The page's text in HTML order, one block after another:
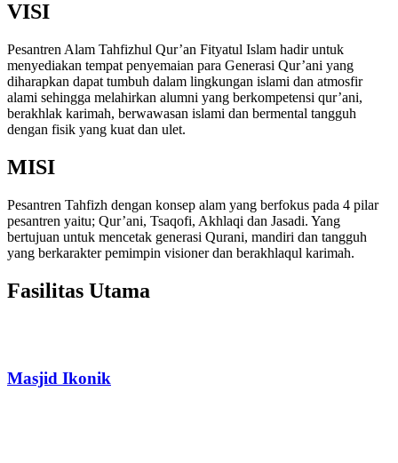
VISI
Pesantren Alam Tahfizhul Qur’an Fityatul Islam hadir untuk
menyediakan tempat penyemaian para Generasi Qur’ani yang
diharapkan dapat tumbuh dalam lingkungan islami dan atmosfir
alami sehingga melahirkan alumni yang berkompetensi qur’ani,
berakhlak karimah, berwawasan islami dan bermental tangguh
dengan fisik yang kuat dan ulet.
MISI
Pesantren Tahfizh dengan konsep alam yang berfokus pada 4 pilar
pesantren yaitu; Qur’ani, Tsaqofi, Akhlaqi dan Jasadi. Yang
bertujuan untuk mencetak generasi Qurani, mandiri dan tangguh
yang berkarakter pemimpin visioner dan berakhlaqul karimah.
Fasilitas Utama
Masjid Ikonik